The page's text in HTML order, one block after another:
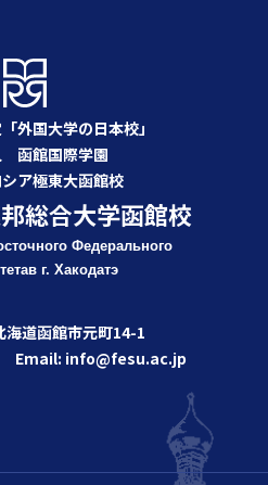
外国大学の日本校」
函館国際学園
ア極東大函館校
総合大学函館校
Федерального
в г. Хакодатэ
海道函館市元町14-1
Email: info@fesu.ac.jp